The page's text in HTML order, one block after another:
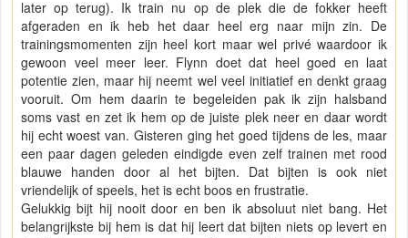
later op terug). Ik train nu op de plek die de fokker heeft
afgeraden en ik heb het daar heel erg naar mijn zin. De
trainingsmomenten zijn heel kort maar wel privé waardoor ik
gewoon veel meer leer. Flynn doet dat heel goed en laat
potentie zien, maar hij neemt wel veel initiatief en denkt graag
vooruit. Om hem daarin te begeleiden pak ik zijn halsband
soms vast en zet ik hem op de juiste plek neer en daar wordt
hij echt woest van. Gisteren ging het goed tijdens de les, maar
een paar dagen geleden eindigde even zelf trainen met rood
blauwe handen door al het bijten. Dat bijten is ook niet
vriendelijk of speels, het is echt boos en frustratie.
Gelukkig bijt hij nooit door en ben ik absoluut niet bang. Het
belangrijkste bij hem is dat hij leert dat bijten niets op levert en